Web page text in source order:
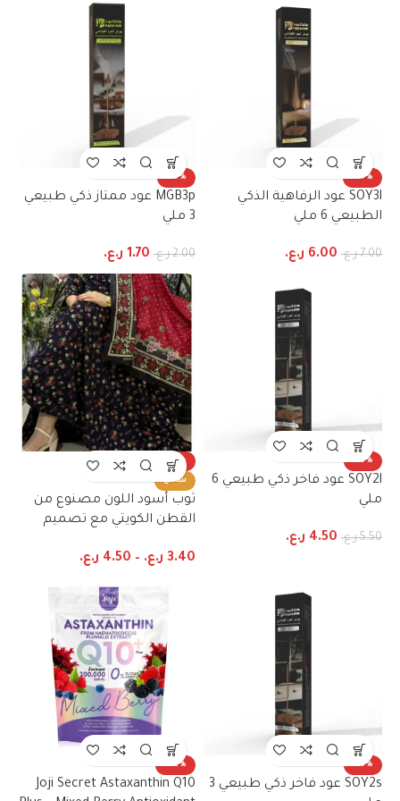
-14%
SOY3l عود الرفاهية الذكي
الطبيعي 6 ملي
7.00 ر.ع. 6.00 ر.ع.
-15%
MGB3p عود ممتاز ذكي طبيعي
3 ملي
2.00 ر.ع. 1.70 ر.ع.
-18%
SOY2l عود فاخر ذكي طبيعي 6
ملي
5.50 ر.ع. 4.50 ر.ع.
-23%
ساخن
ثوب أسود اللون مصنوع من
القطن الكويتي مع تصميم
مطابقة مخيطة على طراز
3.40 ر.ع. –
4.50 ر.ع.
-18%
SOY2s عود فاخر ذكي طبيعي 3
-22%
Joji Secret Astaxanthin Q10